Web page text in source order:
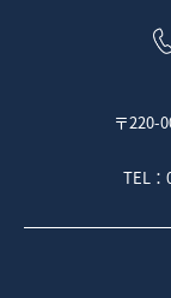
〒220-
TEL